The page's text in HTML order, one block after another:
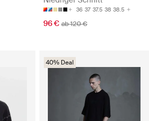
36 37 37.5 38 38.5
96 € ab 120 €
40% Deal